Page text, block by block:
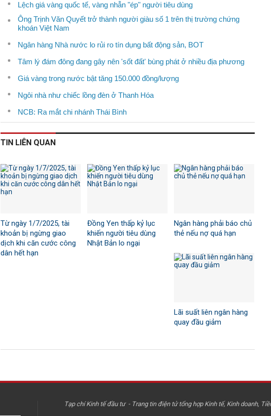
Lệch giá vàng quốc tế, vàng nhẫn "ép" người tiêu dùng
Ông Trịnh Văn Quyết trở thành người giàu số 1 trên thị trường chứng
khoán Việt Nam
Ngân hàng Nhà nước lo rủi ro tín dụng bất động sản, BOT
Tâm lý đám đông đang gây nên 'sốt đất' bùng phát ở nhiều địa phương
Giá vàng trong nước bật tăng 150.000 đồng/lượng
Ngôi nhà như chiếc lồng đèn ở Thanh Hóa
NCB: Ra mắt chi nhánh Thái Bình
TIN LIÊN QUAN
Từ ngày 1/7/2025, tài
khoản bị ngừng giao
dịch khi căn cước công
dân hết hạn
Đồng Yen thấp kỷ lục
khiến người tiêu dùng
Nhật Bản lo ngại
Ngân hàng phải báo chủ
thẻ nếu nợ quá hạn
Lãi suất liên ngân hàng
quay đầu giảm
Tạp chí Kinh tế đầu tư - Trang tin điện tử tổng hợp Kinh tế, Kinh doanh,